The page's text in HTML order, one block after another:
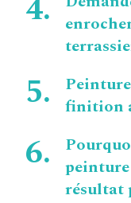
finition
résultat